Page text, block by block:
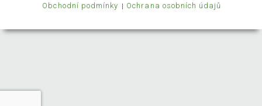
Obchodní podmínky
Ochrana osobních údajů